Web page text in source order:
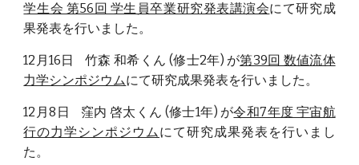
学生会 第56回 学生員卒業研究発表講演会にて研究成
果発表を行いま した。
12月16日 竹森 和希くん (修士2年) が第39回 数値流体
力学シンポジウムにて研究成果発表を行いました。
12月8日 窪内 啓太くん (修士1年) が令和7年度 宇宙航
行の力学シンポジウムにて研究成果発表を行いま し
た。